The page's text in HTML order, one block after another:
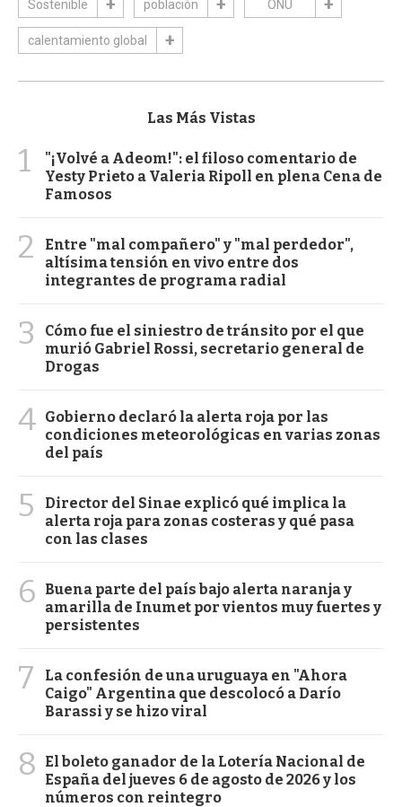
Sostenible población ONU
calentamiento global
Las Más Vistas
1
"¡Volvé a Adeom!": el filoso comentario de
Yesty Prieto a Valeria Ripoll en plena Cena de
Famosos
2
Entre "mal compañero" y "mal perdedor",
altísima tensión en vivo entre dos
integrantes de programa radial
3
Cómo fue el siniestro de tránsito por el que
murió Gabriel Rossi, secretario general de
Drogas
4 Gobierno declaró la alerta roja por las
condiciones meteorológicas en varias zonas
del país
5
Director del Sinae explicó qué implica la
alerta roja para zonas costeras y qué pasa
con las clases
6
Buena parte del país bajo alerta naranja y
amarilla de Inumet por vientos muy fuertes y
persistentes
7
La confesión de una uruguaya en "Ahora
Caigo" Argentina que descolocó a Darío
Barassi y se hizo viral
8
El boleto ganador de la Lotería Nacional de
España del jueves 6 de agosto de 2026 y los
números con reintegro